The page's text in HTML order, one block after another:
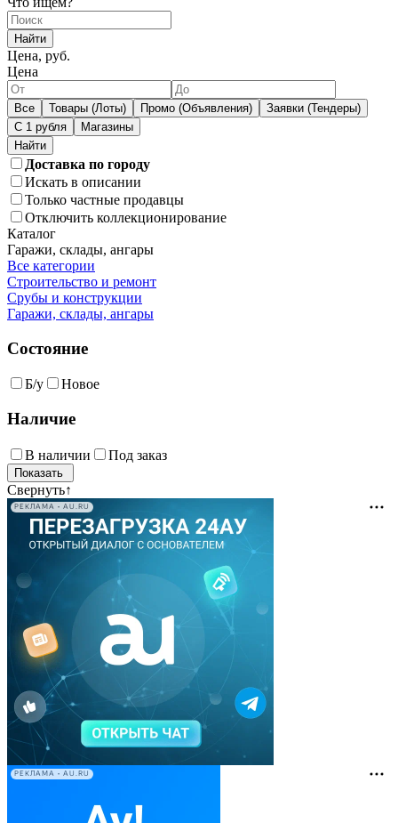
Найти
Цена, руб.
Цена
Все Товары (Лоты) Промо (Объявления)
Заявки (Тендеры)
С 1 рубля
Магазины
Доставка по городу
Искать в описании
Только частные продавцы
Отключить коллекционирование
Каталог
Гаражи, склады, ангары
Все категории
Строительство и ремонт
Срубы и конструкции
Гаражи, склады, ангары
Состояние
Б/у Новое
Наличие
В наличии Под заказ
Свернуть↑
РЕКЛАМА • AU.RU
РЕКЛАМА • AU.RU